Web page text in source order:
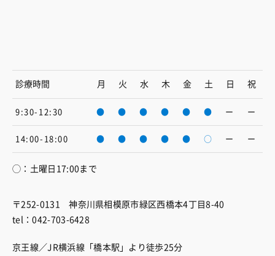
診療時間 月 火 水 木 金 土 日 祝
9:30-12:30 ● ● ● ● ● ● ー ー
14:00-18:00 ● ● ● ● ● ○ ー ー
◯：土曜日17:00まで
〒252-0131 神奈川県相模原市緑区西橋本4丁目8-40
tel：042-703-6428
京王線／JR横浜線「橋本駅」より徒歩25分